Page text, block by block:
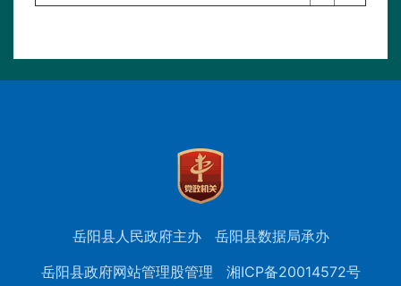
岳阳县人民政府主办
岳阳县数据局承办
岳阳县政府网站管理股管理
湘ICP备20014572号